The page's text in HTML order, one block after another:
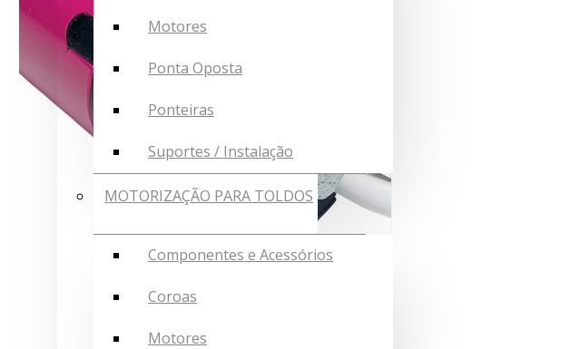
Motores
Ponta Oposta
Ponteiras
Suportes / Instalação
MOTORIZAÇÃO PARA TOLDOS
Componentes e Acessórios
Coroas
Motores